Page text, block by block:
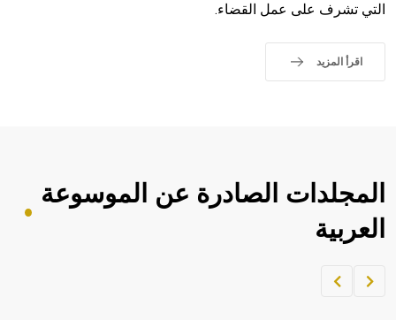
التي تشرف على عمل القضاء.
اقرأ المزيد
المجلدات الصادرة عن الموسوعة
العربية